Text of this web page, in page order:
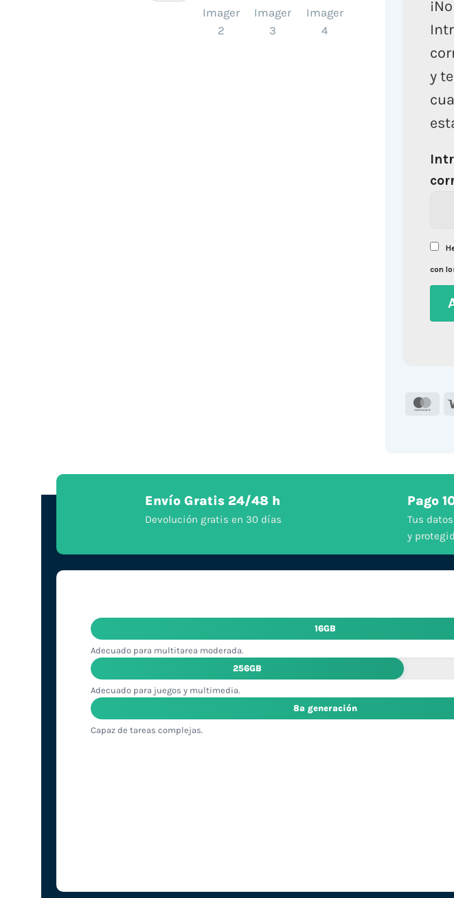
y
con
Envío Gratis 24/48 h
Devolución gratis en 30 días
Pago
Tus
y
16GB
Adecuado para multitarea moderada.
256GB
Adecuado para juegos y multimedia.
8ª generación
Capaz de tareas complejas.